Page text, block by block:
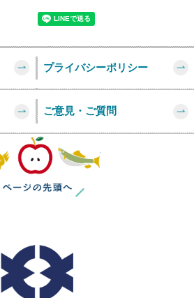
プライバシーポリシー
ご意見・ご質問